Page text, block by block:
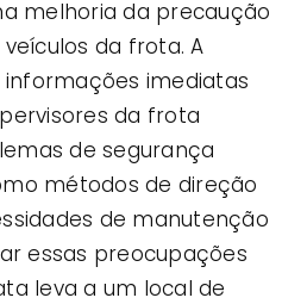
melhoria da precaução
da frota. A
informações imediatas
da frota
de segurança
métodos de direção
de manutenção
essas preocupações
leva a um local de